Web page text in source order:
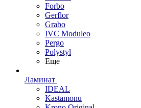
Forbo
Gerflor
Grabo
IVC Moduleo
Pergo
Polystyl
Еще
Ламинат
IDEAL
Kastamonu